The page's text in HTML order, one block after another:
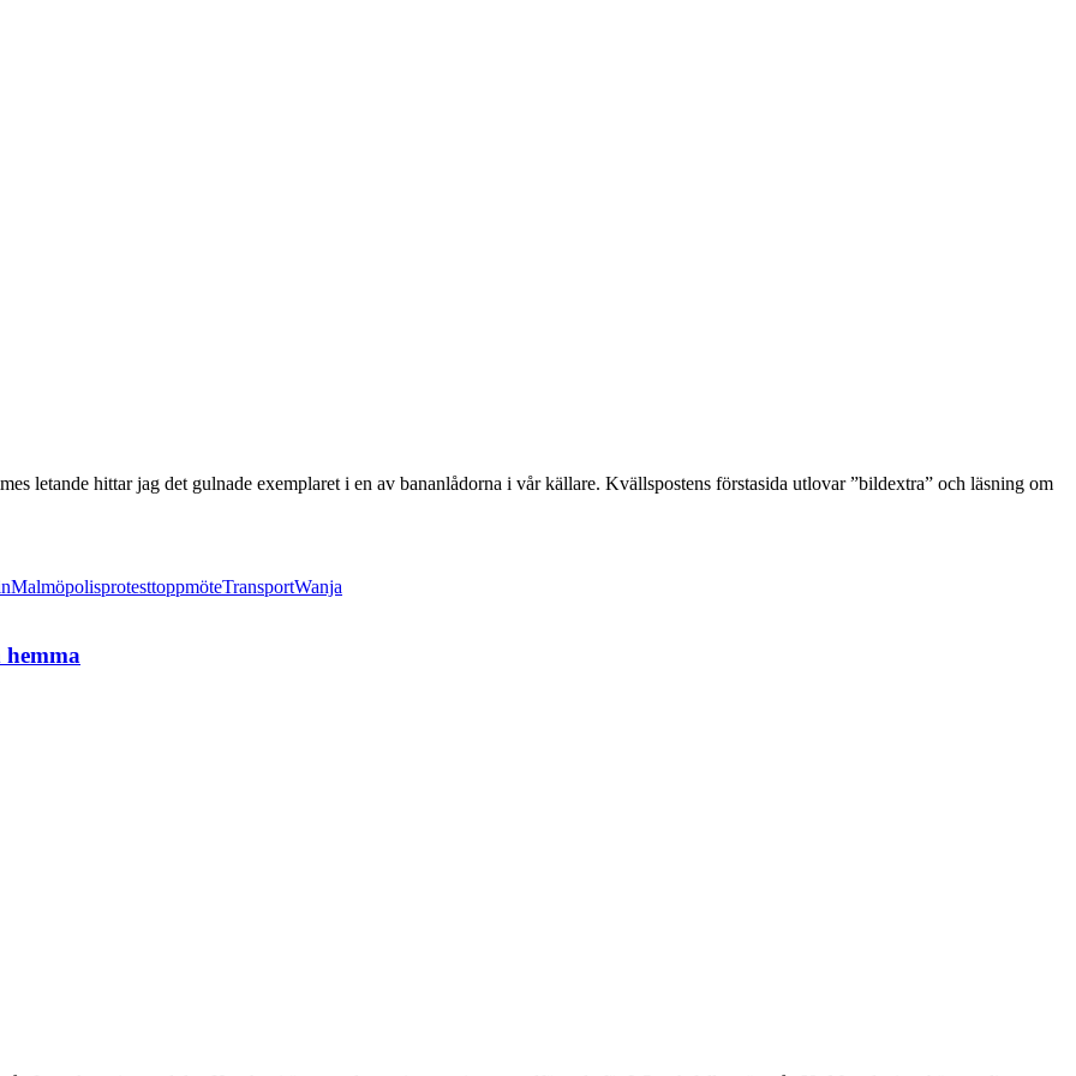
letande hittar jag det gulnade exemplaret i en av bananlådorna i vår källare. Kvällspostens förstasida utlovar ”bildextra” och läsning om
MalmöpolisprotesttoppmöteTransportWanja